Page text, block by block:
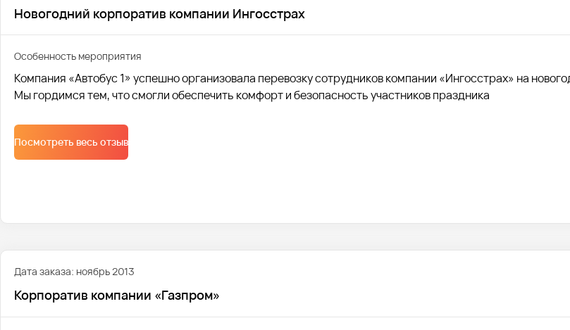
Новогодний корпоратив компании Ингосстрах
Особенность мероприятия
Компания «Автобус 1» успешно организовала перевозку сотрудников компании «Ингосстрах» на
Мы гордимся тем, что смогли обеспечить комфорт и безопасность участников праздника
Посмотреть весь отзыв
Дата заказа: ноябрь 2013
Корпоратив компании «Газпром»